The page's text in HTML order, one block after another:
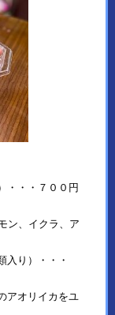
・・・７００円
ン、イクラ、ア
入り）・・・
アオリイカをユ